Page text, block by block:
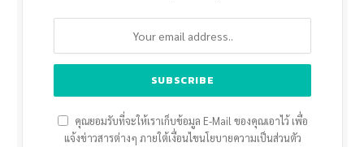
คุณยอมรับที่จะให้เราเก็บข้อมูล E-Mail ของคุณเอาไว้ เพื่อ
แจ้งข่าวสารต่างๆ ภายใต้เงื่อนไขนโยบายความเป็นส่วนตัว